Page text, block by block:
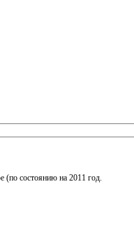
(по состоянию на 2011 год.